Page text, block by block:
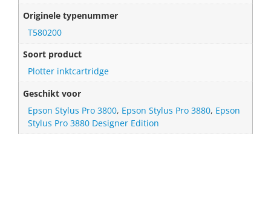
Originele typenummer
T580200
Soort product
Plotter inktcartridge
Geschikt voor
Epson Stylus Pro 3800, Epson Stylus Pro 3880, Epson
Stylus Pro 3880 Designer Edition